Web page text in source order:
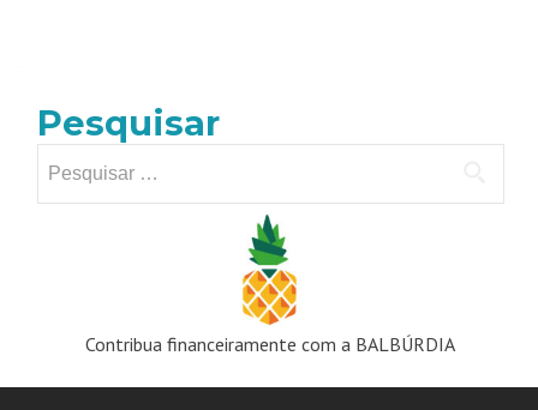
Pesquisar
por:
Contribua financeiramente com a BALBÚRDIA